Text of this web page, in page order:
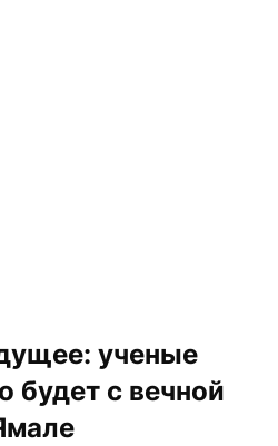
ученые
будет с вечной